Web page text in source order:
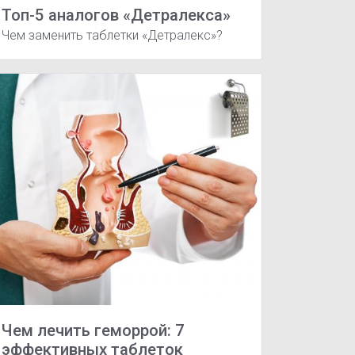
Топ-5 аналогов «Детралекса»
Чем заменить таблетки «Детралекс»?
Чем лечить геморрой: 7
эффективных таблеток